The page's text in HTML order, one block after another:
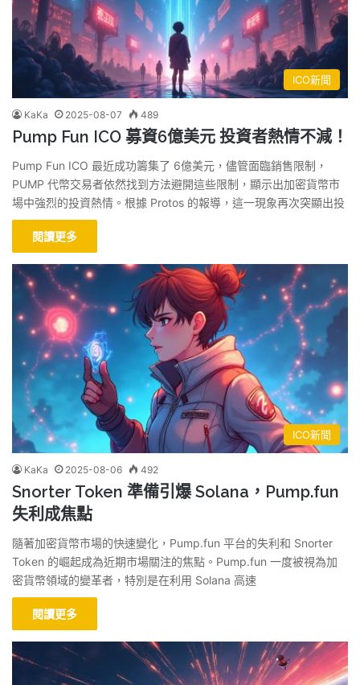
ICO新聞
KaKa 2025-08-07 489
Pump Fun ICO 募資6億美元 投資者熱情不減！
Pump Fun ICO 最近成功籌集了 6億美元，儘管面臨銷售限制，
PUMP 代幣交易者依然找到方法避開這些限制，顯示出加密貨幣市
場中強烈的投資熱情。根據 Protos 的報導，這一現象再次突顯出投
閱讀更多
ICO新聞
KaKa 2025-08-06 492
Snorter Token 準備引爆 Solana，Pump.fun
失利成焦點
隨著加密貨幣市場的快速變化，Pump.fun 平台的失利和 Snorter
Token 的崛起成為近期市場關注的焦點。Pump.fun 一度被視為加
密貨幣領域的變革者，特別是在利用 Solana 高速
閱讀更多